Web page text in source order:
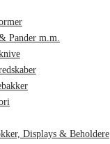
Pander m.m.
Displays & Beholdere